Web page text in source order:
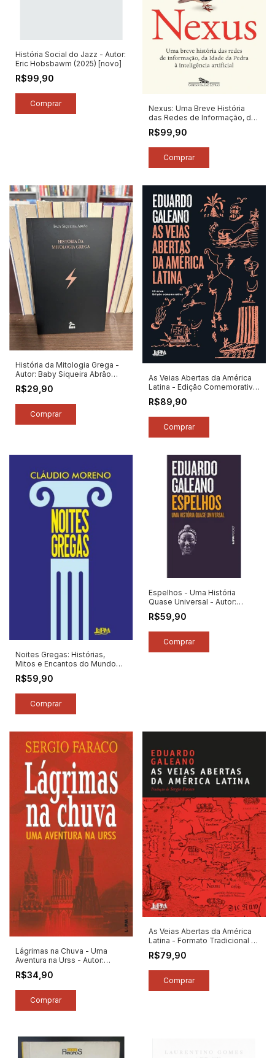
História Social do Jazz - Autor:
Eric Hobsbawm (2025) [novo]
R$99,90
Nexus: Uma Breve História
das Redes de Informação, da
Idade da Pedra À Inteligência
Artificial - Autor: Yuval Noah
Harari (2025) [novo]
R$99,90
História da Mitologia Grega -
Autor: Baby Siqueira Abrão
(2016) [novo]
R$29,90
As Veias Abertas da América
Latina - Edição Comemorativa
50 Anos - Autor: Eduardo
Galeano (2026) [novo]
R$89,90
Noites Gregas: Histórias,
Mitos e Encantos do Mundo
Antigo - Autor: Cláudio Moreno
(2026) [novo]
R$59,90
Espelhos - Uma História
Quase Universal - Autor:
Eduardo Galeano (2025)
[novo]
R$59,90
Lágrimas na Chuva - Uma
Aventura na Urss - Autor:
Sérgio Faraco (2018) [novo]
R$34,90
As Veias Abertas da América
Latina - Formato Tradicional -
Autor: Eduardo Galeano (2025)
[novo]
R$79,90